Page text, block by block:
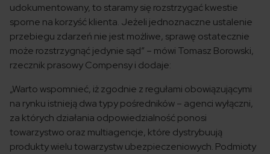
udokumentowany, to staramy się rozstrzygać kwestie
sporne na korzyść klienta. Jeżeli jednoznaczne ustalenie
przebiegu zdarzeń nie jest możliwe, sprawę ostatecznie
może rozstrzygnąć jedynie sąd” – mówi Tomasz Borowski,
rzecznik prasowy Compensy i dodaje:
„Warto wspomnieć, iż zgodnie z regułami obowiązującymi
na rynku istnieją dwa typy pośredników – agenci wyłączni,
za których działania odpowiedzialność ponosi
towarzystwo oraz multiagencje, które dystrybuują
produkty wielu towarzystw ubezpieczeniowych. Podmioty